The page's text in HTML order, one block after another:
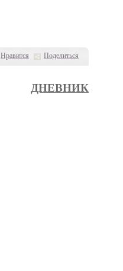
Нравится Поделиться
ДНЕВНИК